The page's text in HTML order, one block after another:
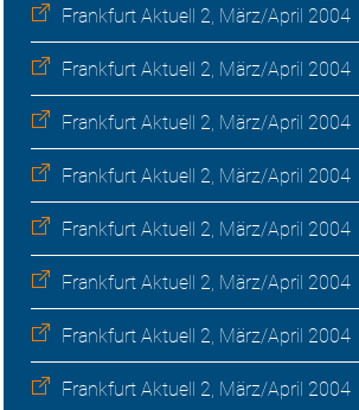
Frankfurt Aktuell 2, März/April 2004
Frankfurt Aktuell 2, März/April 2004
Frankfurt Aktuell 2, März/April 2004
Frankfurt Aktuell 2, März/April 2004
Frankfurt Aktuell 2, März/April 2004
Frankfurt Aktuell 2, März/April 2004
Frankfurt Aktuell 2, März/April 2004
Frankfurt Aktuell 2, März/April 2004